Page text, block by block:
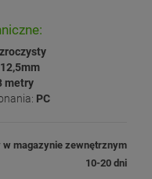
12,5mm
metry
PC
w magazynie zewnętrznym
10-20 dni